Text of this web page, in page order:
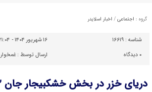
گروه : اجتماعی / اخبار اسلایدر
شناسه : ۱۶۶۱۹
۱۶ شهریور ۱۴۰۴ - ۲۱:۰۴
۰ دیدگاه ارسال توسط :غمخوار
دریای خزر در بخش خشکبیجار جان ۲ مسافر را گرفت